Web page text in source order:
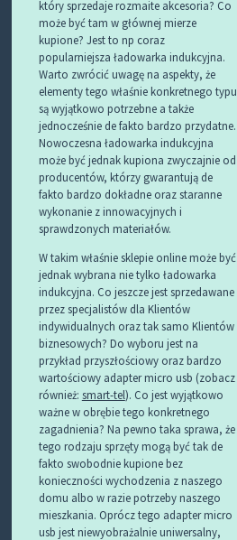
który sprzedaje rozmaite akcesoria? Co
może być tam w głównej mierze
kupione? Jest to np coraz
popularniejsza ładowarka indukcyjna.
Warto zwrócić uwagę na aspekty, że
elementy tego właśnie konkretnego typu
są wyjątkowo potrzebne a także
jednocześnie de fakto bardzo przydatne.
Nowoczesna ładowarka indukcyjna
może być jednak kupiona zwyczajnie od
producentów, którzy gwarantują de
fakto bardzo dokładne oraz staranne
wykonanie z innowacyjnych i
sprawdzonych materiałów.
W takim właśnie sklepie online może być
jednak wybrana nie tylko ładowarka
indukcyjna. Co jeszcze jest sprzedawane
przez specjalistów dla Klientów
indywidualnych oraz tak samo Klientów
biznesowych? Do wyboru jest na
przykład przyszłościowy oraz bardzo
wartościowy adapter micro usb (zobacz
również: smart-tel). Co jest wyjątkowo
ważne w obrębie tego konkretnego
zagadnienia? Na pewno taka sprawa, że
tego rodzaju sprzęty mogą być tak de
fakto swobodnie kupione bez
konieczności wychodzenia z naszego
domu albo w razie potrzeby naszego
mieszkania. Oprócz tego adapter micro
usb jest niewyobrażalnie uniwersalny,